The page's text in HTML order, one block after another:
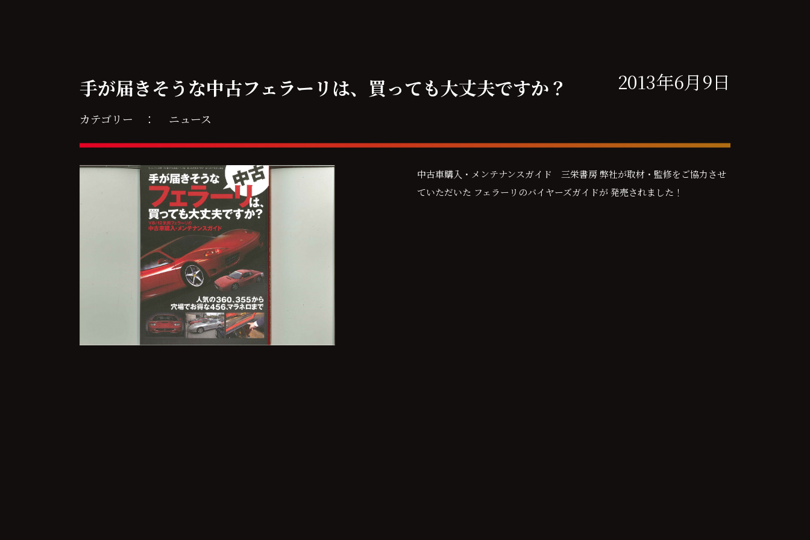
手が届きそうな中古フェラーリは、買っても大丈夫ですか？
カテゴリー ： ニュース
2013年6月9日
中古車購入・メンテナンスガイド 三栄書房 弊社が取材・監修をご協力させ
ていただいた フェラーリのバイヤーズガイドが 発売されました！